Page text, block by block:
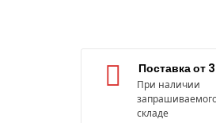
Поставка от
При наличии
складе